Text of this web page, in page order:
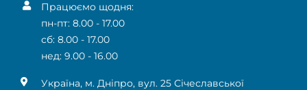
Працюємо щодня:
пн-пт: 8.00 - 17.00
сб: 8.00 - 17.00
нед: 9.00 - 16.00
Українa, м. Дніпро, вул. 25 Січеславської